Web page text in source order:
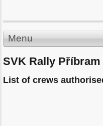
Menu
SVK Rally Příbram
List of crews